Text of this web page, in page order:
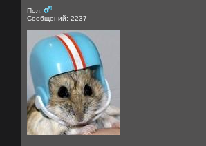
Пол:
Сообщений: 2237